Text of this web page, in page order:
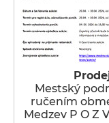
Mestský
ručením
Medzev P O Z